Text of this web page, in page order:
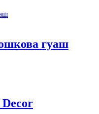
гуаш
Decor